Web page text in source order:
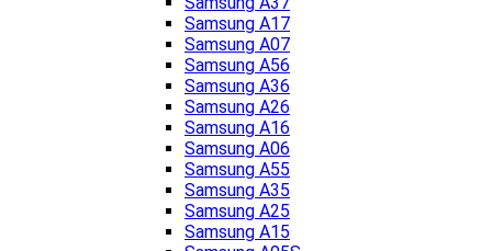
Samsung A17
Samsung A07
Samsung A56
Samsung A36
Samsung A26
Samsung A16
Samsung A06
Samsung A55
Samsung A35
Samsung A25
Samsung A15